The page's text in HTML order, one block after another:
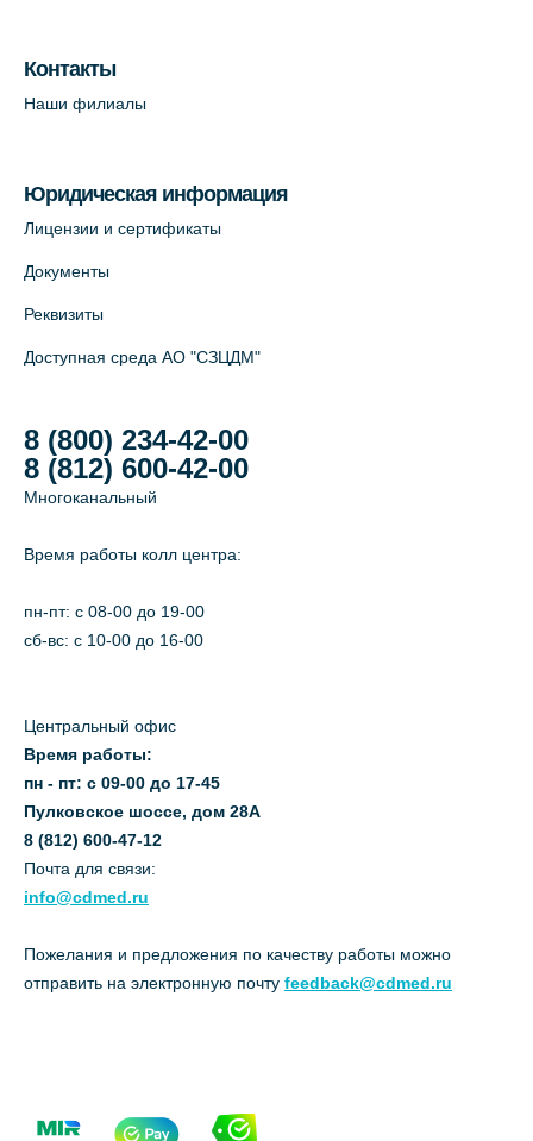
Контакты
Наши филиалы
Юридическая информация
Лицензии и сертификаты
Документы
Реквизиты
Доступная среда АО "СЗЦДМ"
8 (800) 234-42-00
8 (812) 600-42-00
Многоканальный
Время работы колл центра:
пн-пт: c 08-00 до 19-00
сб-вс: с 10-00 до 16-00
Центральный офис
Время работы:
пн - пт: с 09-00 до 17-45
Пулковское шоссе, дом 28А
8 (812) 600-47-12
Почта для связи:
info@cdmed.ru
Пожелания и предложения по качеству работы можно
отправить на электронную почту feedback@cdmed.ru